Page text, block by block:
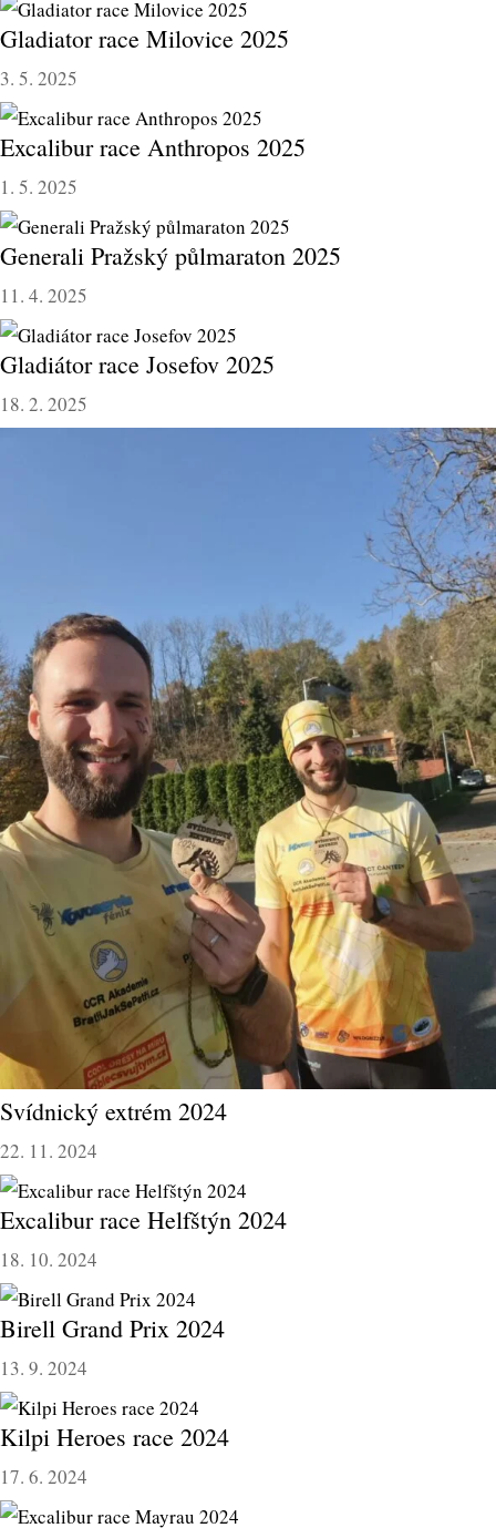
Gladiator race Milovice 2025
3. 5. 2025
Excalibur race Anthropos 2025
1. 5. 2025
Generali Pražský půlmaraton 2025
11. 4. 2025
Gladiátor race Josefov 2025
18. 2. 2025
Svídnický extrém 2024
22. 11. 2024
Excalibur race Helfštýn 2024
18. 10. 2024
Birell Grand Prix 2024
13. 9. 2024
Kilpi Heroes race 2024
17. 6. 2024